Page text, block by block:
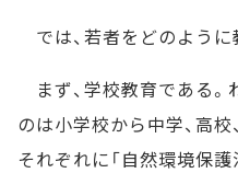
では、若者をどのように
まず、学校教育である
のは小学校から中学、高校
それぞれに「自然環境保護